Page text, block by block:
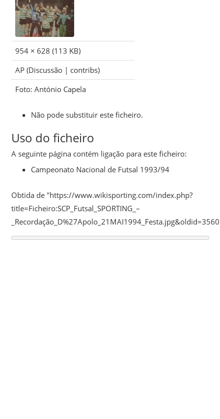
954 × 628 (113 KB)
AP (Discussão| contribs)
Foto: António Capela
Não pode substituir este ficheiro.
Uso do ficheiro
A seguinte página contém ligação para este ficheiro:
Campeonato Nacional de Futsal 1993/94
Obtida de "https://www.wikisporting.com/index.php?
title=Ficheiro:SCP_Futsal_SPORTING_–